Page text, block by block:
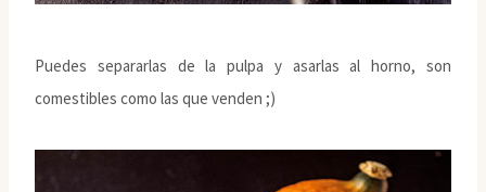
Puedes separarlas de la pulpa y asarlas al horno, son
comestibles como las que venden ;)